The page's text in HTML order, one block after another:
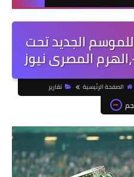
للموسم الجديد تحت
المصرى نيوز
الصفحة الرئيسية تقارير